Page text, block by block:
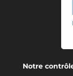
Notre